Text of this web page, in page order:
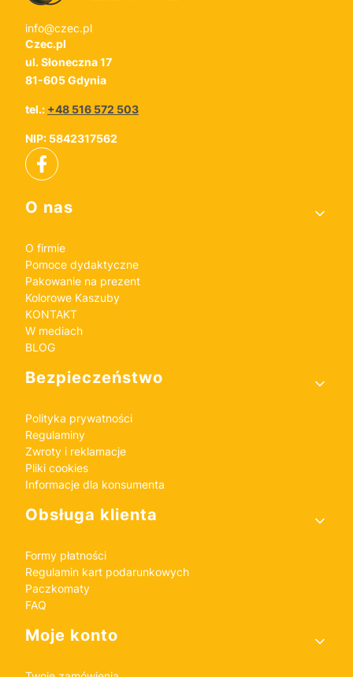
info@czec.pl
Czec.pl
ul. Słoneczna 17
81-605 Gdynia
tel.: +48 516 572 503
NIP: 5842317562
Linki w stopce
O nas
O firmie
Pomoce dydaktyczne
Pakowanie na prezent
Kolorowe Kaszuby
KONTAKT
W mediach
BLOG
Bezpieczeństwo
Polityka prywatności
Regulaminy
Zwroty i reklamacje
Pliki cookies
Informacje dla konsumenta
Obsługa klienta
Formy płatności
Regulamin kart podarunkowych
Paczkomaty
FAQ
Moje konto